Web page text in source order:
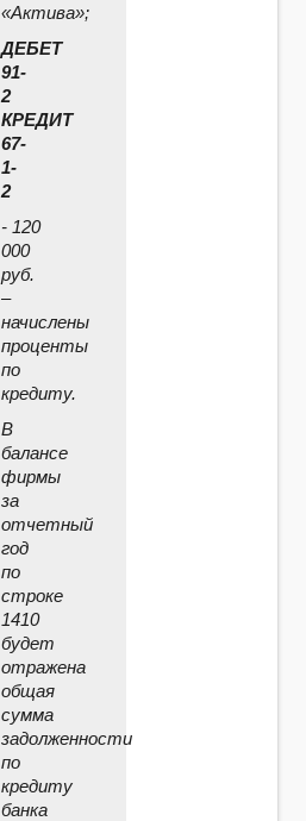
«Актива»;
ДЕБЕТ
91-
2
КРЕДИТ
67-
1-
2
- 120
000
руб.
–
начислены
проценты
по
кредиту.
В
балансе
фирмы
за
отчетный
год
по
строке
1410
будет
отражена
общая
сумма
задолженности
по
кредиту
банка